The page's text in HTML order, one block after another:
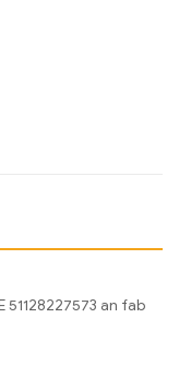
51128227573 an fab